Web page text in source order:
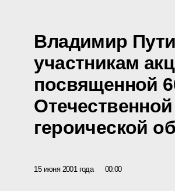
Владимир
участникам
посвященной
героической
15 июня 2001 года 00:00